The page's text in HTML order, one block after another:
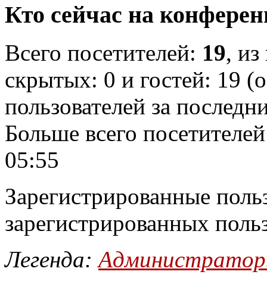
Кто сейчас на
Всего посетителей: 19, из
скрытых: 0 и гостей: 19
пользователей за
Больше всего
05:55
Зарегистрированные
зарегистрированных
Легенда: